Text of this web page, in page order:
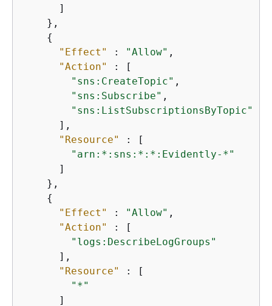
      ]
    },
{
"Effect"
: "Allow" ,
"Action"
: [
"sns:CreateTopic" ,
"sns:Subscribe" ,
"sns:ListSubscriptionsByTopic"
      ],
"Resource"
: [
"arn:*:sns:*:*:Evidently-*"
      ]
    },
{
"Effect"
: "Allow" ,
"Action"
: [
"logs:DescribeLogGroups"
      ],
"Resource"
: [
"*"
      ]